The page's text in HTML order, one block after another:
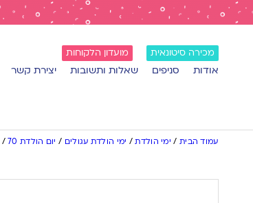
מכירה סיטונאית מועדון הלקוחות
אודות סניפים שאלות ותשובות יצירת קשר
עמוד הבית / ימי הולדת/ ימי הולדת עגולים / יום הולדת 70 /